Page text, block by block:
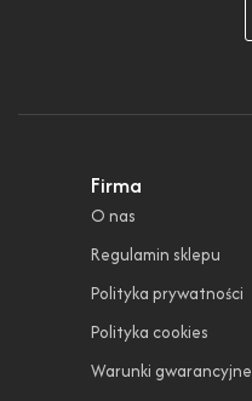
Firma
O nas
Regulamin sklepu
Polityka prywatności
Polityka cookies
Warunki gwarancyjne